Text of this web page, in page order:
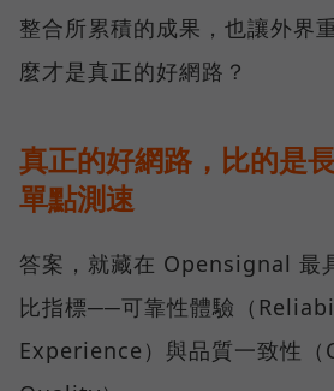
整合所累積的成果，也讓外界
麼才是真正的好網路？
真正的好網路，比的是
單點測速
答案，就藏在 Opensignal 最
比指標──可靠性體驗（
Experience）與品質一致性